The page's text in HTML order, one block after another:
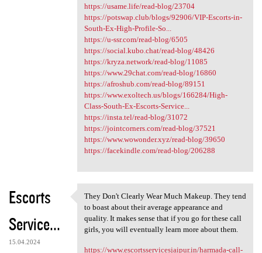
https://usame.life/read-blog/23704
https://potswap.club/blogs/92906/VIP-Escorts-in-
South-Ex-High-Profile-So...
https://u-ssr.com/read-blog/6505
https://social.kubo.chat/read-blog/48426
https://kryza.network/read-blog/11085
https://www.29chat.com/read-blog/16860
https://afroshub.com/read-blog/89151
https://www.exoltech.us/blogs/166284/High-
Class-South-Ex-Escorts-Service...
https://insta.tel/read-blog/31072
https://jointcorners.com/read-blog/37521
https://www.wowonder.xyz/read-blog/39650
https://facekindle.com/read-blog/206288
Escorts
Service...
15.04.2024
They Don't Clearly Wear Much
They Don't Clearly Wear Much Makeup. They tend
to boast about their average appearance and
quality. It makes sense that if you go for these call
girls, you will eventually learn more about them.
https://www.escortsservicesjaipur.in/harmada-call-